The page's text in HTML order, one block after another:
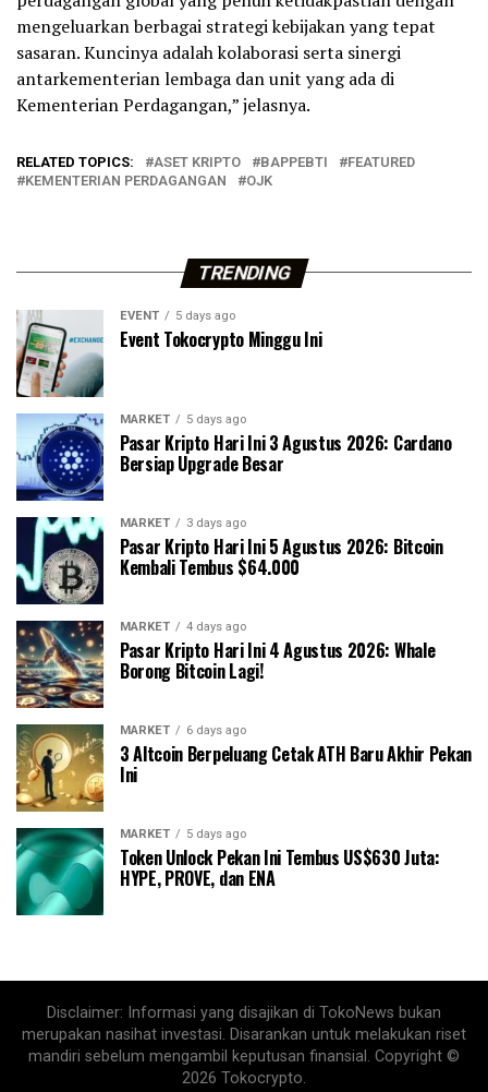
mengeluarkan berbagai strategi kebijakan yang tepat
sasaran. Kuncinya adalah kolaborasi serta sinergi
antarkementerian lembaga dan unit yang ada di
Kementerian Perdagangan,” jelasnya.
RELATED TOPICS: ASET KRIPTO BAPPEBTI
FEATURED
KEMENTERIAN PERDAGANGAN
OJK
TRENDING
EVENT 5 days ago
Event Tokocrypto Minggu Ini
MARKET 5 days ago
Pasar Kripto Hari Ini 3 Agustus 2026: Cardano
Bersiap Upgrade Besar
MARKET 3 days ago
Pasar Kripto Hari Ini 5 Agustus 2026: Bitcoin
Kembali Tembus $64.000
MARKET 4 days ago
Pasar Kripto Hari Ini 4 Agustus 2026: Whale
Borong Bitcoin Lagi!
MARKET 6 days ago
3 Altcoin Berpeluang Cetak ATH Baru Akhir Pekan
Ini
MARKET 5 days ago
Token Unlock Pekan Ini Tembus US$630 Juta:
HYPE, PROVE, dan ENA
Disclaimer: Informasi yang disajikan di TokoNews bukan
merupakan nasihat investasi. Disarankan untuk melakukan riset
mandiri sebelum mengambil keputusan finansial. Copyright ©
2026 Tokocrypto.